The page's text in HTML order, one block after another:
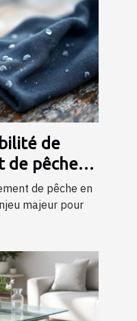
de
de pêche
de pêche en
majeur pour